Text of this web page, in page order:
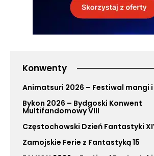
Konwenty
Animatsuri 2026 – Festiwal mangi
Bykon 2026 – Bydgoski Konwent
Multifandomowy VIII
Częstochowski Dzień Fantastyki
Zamojskie Ferie z Fantastyką 15